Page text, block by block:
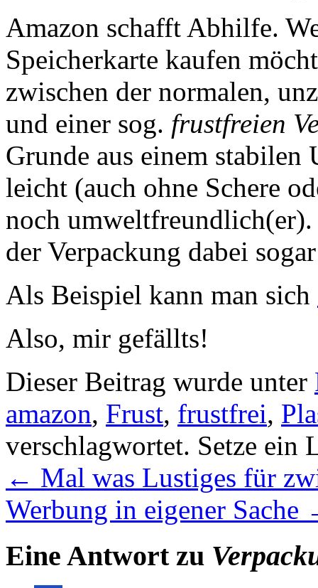
Amazon schafft Abhilfe.
Speicherkarte kaufen
zwischen der normalen,
und einer sog. frustfreien
Grunde aus einem stabilen
leicht (auch ohne Schere
noch umweltfreundlich(er).
der Verpackung dabei
Als Beispiel kann man sich
Also, mir gefällts!
Dieser Beitrag wurde unter
amazon, Frust, frustfrei,
verschlagwortet. Setze ein
← Mal was Lustiges für
Werbung in eigener Sache
Eine Antwort zu